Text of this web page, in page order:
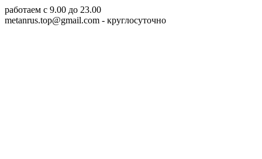
работаем c 9.00 до 23.00
metanrus.top@gmail.com - круглосуточно